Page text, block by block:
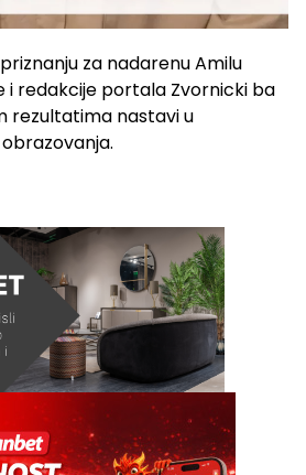
za nadarenu Amilu
i redakcije portala Zvornicki ba
rezultatima nastavi u